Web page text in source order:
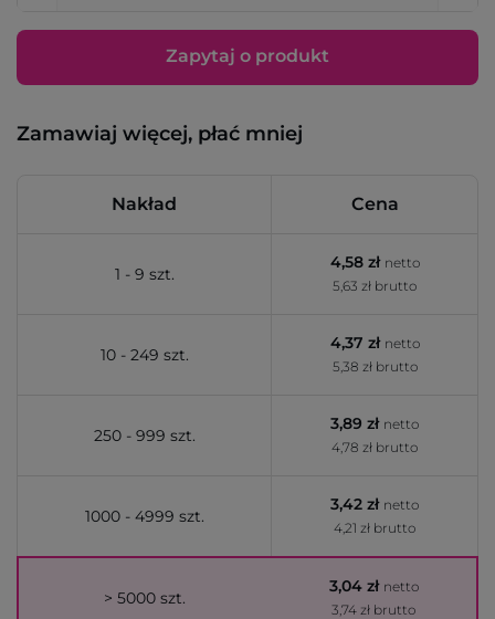
Zapytaj o produkt
Zamawiaj więcej, płać mniej
Nakład Cena
1 - 9 szt.
4,58 zł netto
5,63 zł brutto
10 - 249 szt.
4,37 zł netto
5,38 zł brutto
250 - 999 szt.
3,89 zł netto
4,78 zł brutto
1000 - 4999 szt.
3,42 zł netto
4,21 zł brutto
> 5000 szt.
3,04 zł netto
3,74 zł brutto